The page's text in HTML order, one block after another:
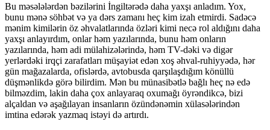
Bu məsələlərdən bəzilərini İngiltərədə daha yaxşı anladım. Yox,
bunu mənə söhbət və ya dərs zamanı heç kim izah etmirdi. Sadəcə
mənim kimilərin öz əhvalatlarında özləri kimi necə rol aldığını daha
yaxşı anlayırdım, onlar həm yazılarında, bunu həm onların
yazılarında, həm adi mülahizələrində, həm TV-dəki və digər
yerlərdəki irqçi zarafatları müşayiət edən xoş əhval-ruhiyyədə, hər
gün mağazalarda, ofislərdə, avtobusda qarşılaşdığım könüllü
düşmənlikdə görə bilirdim. Mən bu münasibətlə bağlı heç nə edə
bilməzdim, lakin daha çox anlayaraq oxumağı öyrəndikcə, bizi
alçaldan və aşağılayan insanların özündənəmin xülasələrindən
imtina edərək yazmaq istəyi də artırdı.